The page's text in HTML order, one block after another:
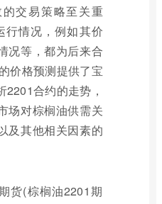
交易策略至关重
行情况，例如其价
况等，都为后来合
价格预测提供了宝
合约的走势，
场对棕榈油供需关
及其他相关因素的